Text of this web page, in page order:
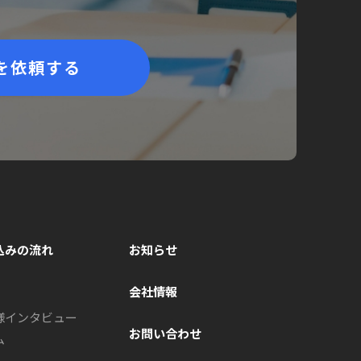
依頼する
みの流れ
インタビュー
お知らせ
会社情報
お問い合わせ